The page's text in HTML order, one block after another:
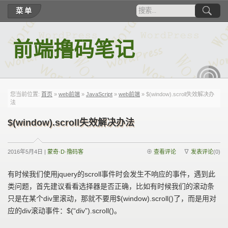
菜单
前端撸码笔记
您当前位置: 首页 » web前端 » JavaScript » web前端 » $(window).scroll失效解决办
法
$(window).scroll失效解决办法
2016年5月4日 | 蒙奇·D·撸码客 ∇ 发表评论(0)
⊕ 查看评论
有时候我们使用jquery的scroll事件时会发生不响应的事件，遇到此
类问题，首先建议看看选择器是否正确，比如有时候我们的滚动条
只是在某个div里滚动，那就不要用$(window).scroll()了，而是用对
应的div滚动事件：$(“div”).scroll()。